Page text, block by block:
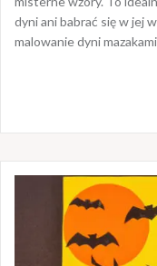
dyni ani babrać się w jej
malowanie dyni